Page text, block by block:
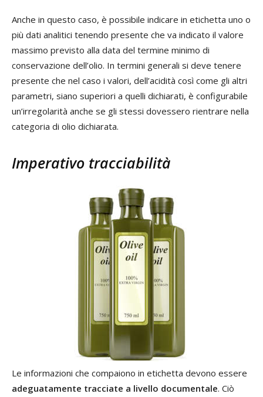
Anche in questo caso, è possibile indicare in etichetta uno o
più dati analitici tenendo presente che va indicato il valore
massimo previsto alla data del termine minimo di
conservazione dell’olio. In termini generali si deve tenere
presente che nel caso i valori, dell’acidità così come gli altri
parametri, siano superiori a quelli dichiarati, è configurabile
un’irregolarità anche se gli stessi dovessero rientrare nella
categoria di olio dichiarata.
Imperativo tracciabilità
Le informazioni che compaiono in etichetta devono essere
adeguatamente tracciate a livello documentale. Ciò